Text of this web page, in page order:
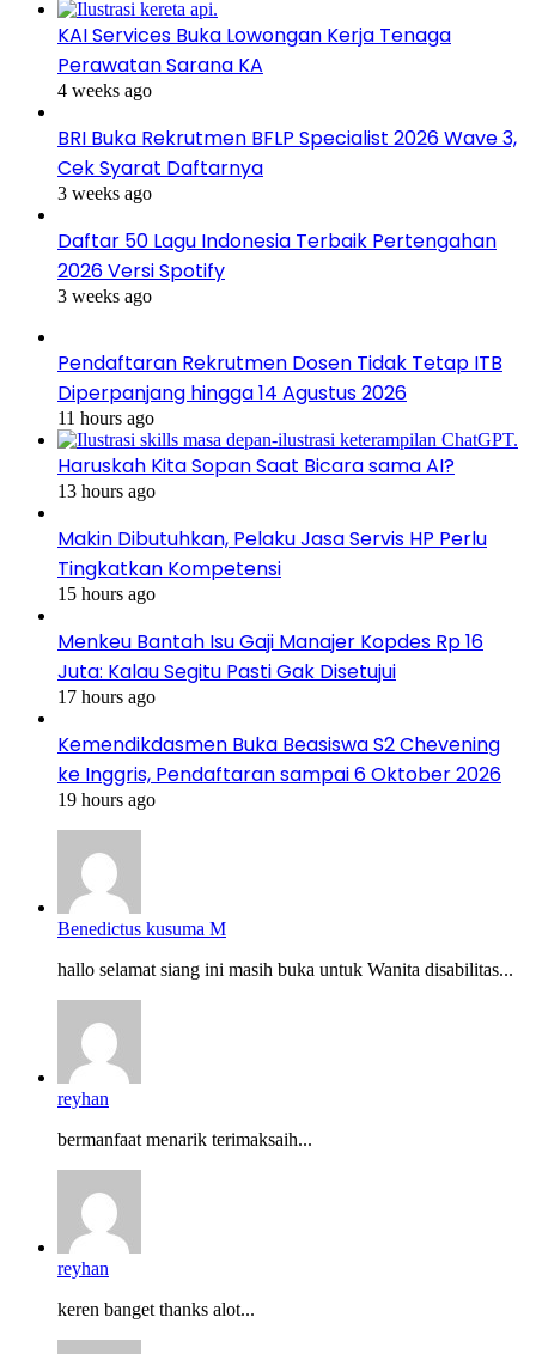
KAI Services Buka Lowongan Kerja Tenaga
Perawatan Sarana KA
4 weeks ago
BRI Buka Rekrutmen BFLP Specialist 2026 Wave 3,
Cek Syarat Daftarnya
3 weeks ago
Daftar 50 Lagu Indonesia Terbaik Pertengahan
2026 Versi Spotify
3 weeks ago
Pendaftaran Rekrutmen Dosen Tidak Tetap ITB
Diperpanjang hingga 14 Agustus 2026
11 hours ago
Haruskah Kita Sopan Saat Bicara sama AI?
13 hours ago
Makin Dibutuhkan, Pelaku Jasa Servis HP Perlu
Tingkatkan Kompetensi
15 hours ago
Menkeu Bantah Isu Gaji Manajer Kopdes Rp 16
Juta: Kalau Segitu Pasti Gak Disetujui
17 hours ago
Kemendikdasmen Buka Beasiswa S2 Chevening
ke Inggris, Pendaftaran sampai 6 Oktober 2026
19 hours ago
Benedictus kusuma M
hallo selamat siang ini masih buka untuk Wanita disabilitas...
reyhan
bermanfaat menarik terimaksaih...
reyhan
keren banget thanks alot...